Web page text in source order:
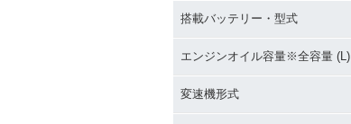
搭載バッテリー・型式
エンジンオイル容量※全容量 (L)
変速機形式